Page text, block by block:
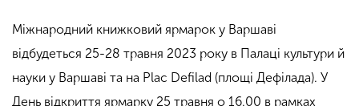
Міжнародний книжковий ярмарок у Варшаві
відбудеться 25-28 травня 2023 року в Палаці культури й
науки у Варшаві та на Plac Defilad (площі Дефілада). У
День відкриття ярмарку 25 травня о 16.00 в рамках